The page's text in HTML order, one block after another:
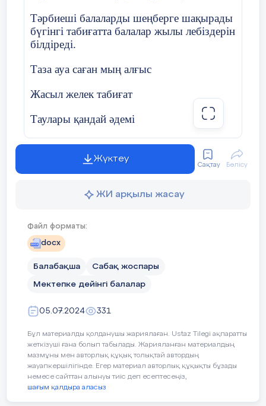
Тәрбиеші балаларды шеңберге шақырады
бүгінгі табиғатта балалар жылы лебіздерін
білдіреді.
Таза ауа саған мың алғыс
Жасыл желек табиғат
Таулары қандай әдемі
Көрікті көркем табиғат
Балалар казір біз сендермен ойын
келеме ?Ендеше мен сендерге ойынның
ережесін түсіндіріп берейін.
Мақсаты:Табиғатқа байланысты сөздердің
бөледі.Бірінші топ табиғатқа байланысты
сөздің бастапқысын айтады келесі топ сол
сөзге қатысты екінші жалғауын жалғап
түсіндіреді.Мысалы :Жапырақ-жасыл
жапырақ,Тау-би
ағып жатқан су.
Жүктеу
Сақтау Бөлісу
ЖИ арқылы жасау
Файл форматы:
docx
Балабақша Сабақ жоспары
Мектепке дейінгі балалар
05.07.2024 331
Бұл материалды қолданушы жариялаған. Ustaz Tilegi ақпаратты
жеткізуші ғана болып табылады. Жарияланған материалдың
мазмұны мен авторлық құқық толықтай автордың
жауапкершілігінде. Егер материал авторлық құқықты бұзады
немесе сайттан алынуы тиіс деп есептесеңіз,
шағым қалдыра аласыз